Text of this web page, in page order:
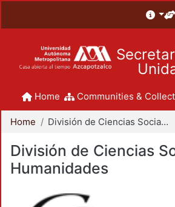
Home Communities &
Home División de Ciencias Sociales y Humanidades
División de Ciencias
Humanidades